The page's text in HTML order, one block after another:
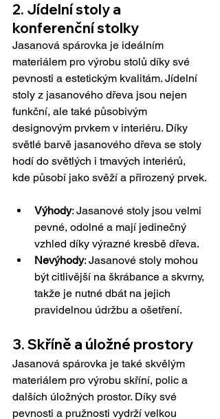
2. Jídelní stoly a
konferenční stolky
Jasanová spárovka je ideálním
materiálem pro výrobu stolů díky své
pevnosti a estetickým kvalitám. Jídelní
stoly z jasanového dřeva jsou nejen
funkční, ale také působivým
designovým prvkem v interiéru. Díky
světlé barvě jasanového dřeva se stoly
hodí do světlých i tmavých interiérů,
kde působí jako svěží a přirozený prvek.
Výhody: Jasanové stoly jsou velmi
pevné, odolné a mají jedinečný
vzhled díky výrazné kresbě dřeva.
Nevýhody: Jasanové stoly mohou
být citlivější na škrábance a skvrny,
takže je nutné dbát na jejich
pravidelnou údržbu a ošetření.
3. Skříně a úložné prostory
Jasanová spárovka je také skvělým
materiálem pro výrobu skříní, polic a
dalších úložných prostor. Díky své
pevnosti a pružnosti vydrží velkou